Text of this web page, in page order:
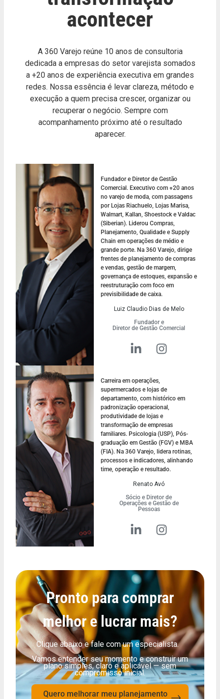
acontecer
A 360 Varejo reúne 10 anos de consultoria
dedicada a empresas do setor varejista somados
a +20 anos de experiência executiva em grandes
redes. Nossa essência é levar clareza, método e
execução a quem precisa crescer, organizar ou
recuperar o negócio. Sempre com
acompanhamento próximo até o resultado
aparecer.
Fundador e Diretor de Gestão
Comercial. Executivo com +20 anos
no varejo de moda, com passagens
por Lojas Riachuelo, Lojas Marisa,
Walmart, Kallan, Shoestock e Valdac
(Siberian). Liderou Compras,
Planejamento, Qualidade e Supply
Chain em operações de médio e
grande porte. Na 360 Varejo, dirige
frentes de planejamento de compras
e vendas, gestão de margem,
governança de estoques, expansão e
reestruturação com foco em
previsibilidade de caixa.
Luiz Claudio Dias de Melo
Fundador e
Diretor de Gestão Comercial
Carreira em operações,
supermercados e lojas de
departamento, com histórico em
padronização operacional,
produtividade de lojas e
transformação de empresas
familiares. Psicologia (USP), Pós-
graduação em Gestão (FGV) e MBA
(FIA). Na 360 Varejo, lidera rotinas,
processos e indicadores, alinhando
time, operação e resultado.
Renato Avó
Sócio e Diretor de
Operações e Gestão de
Pessoas
Pronto para comprar
melhor e lucrar mais?
Clique abaixo e fale com um especialista.
Vamos entender seu momento e construir um
plano simples, claro e aplicável — sem
compromisso inicial.
Quero melhorar meu planejamento